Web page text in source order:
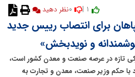
نظر دهید
برای انتصاب رییس جدید
و نویدبخش»
تازه در عرصه صنعت و معدن کشور است،
با حکم وزیر صنعت، معدن و تجارت به